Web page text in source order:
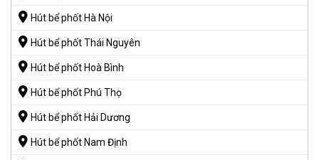
Hút bể phốt Hà Nội
Hút bể phốt Thái Nguyên
Hút bể phốt Hoà Bình
Hút bể phốt Phú Thọ
Hút bể phốt Hải Dương
Hút bể phốt Nam Định